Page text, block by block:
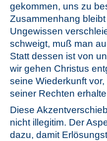
gekommen, uns zu
Zusammenhang
Ungewissen
schweigt, muß man
Statt dessen ist von
wir gehen Christus
seine Wiederkunft
seiner Rechten
Diese
nicht illegitim. Der
dazu, damit